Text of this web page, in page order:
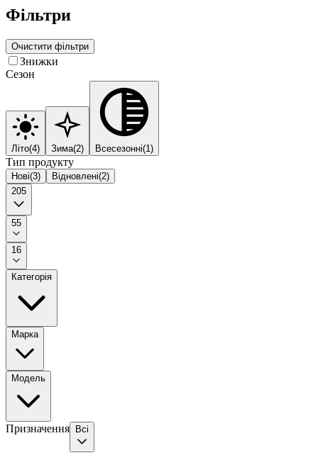
Фільтри
Очистити фільтри
Знижки
Сезон
Літо(4) Зима(2) Всесезонні(1)
Тип продукту
Нові(3) Відновлені(2)
205
55
16
Категорія
Марка
Модель
Призначення Всі